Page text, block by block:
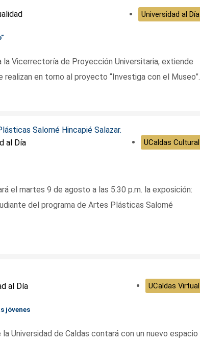
Universidad al Día
Vicerrectoría de Proyección Universitaria, extiende
en torno al proyecto “Investiga con el Museo”.
al Día UCaldas Cultural
el martes 9 de agosto a las 5:30 p.m. la exposición:
del programa de Artes Plásticas Salomé
al Día UCaldas Virtual
jóvenes
Universidad de Caldas contará con un nuevo espacio